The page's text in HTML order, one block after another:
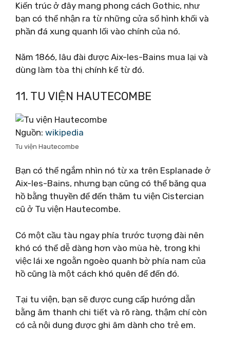
Kiến trúc ở đây mang phong cách Gothic, như
bạn có thể nhận ra từ những cửa sổ hình khối và
phần đá xung quanh lối vào chính của nó.
Năm 1866, lâu đài được Aix-les-Bains mua lại và
dùng làm tòa thị chính kể từ đó.
11. TU VIỆN HAUTECOMBE
Nguồn: wikipedia
Tu viện Hautecombe
Bạn có thể ngắm nhìn nó từ xa trên Esplanade ở
Aix-les-Bains, nhưng bạn cũng có thể băng qua
hồ bằng thuyền để đến thăm tu viện Cistercian
cũ ở Tu viện Hautecombe.
Có một cầu tàu ngay phía trước tượng đài nên
khó có thể dễ dàng hơn vào mùa hè, trong khi
việc lái xe ngoằn ngoèo quanh bờ phía nam của
hồ cũng là một cách khó quên để đến đó.
Tại tu viện, bạn sẽ được cung cấp hướng dẫn
bằng âm thanh chi tiết và rõ ràng, thậm chí còn
có cả nội dung được ghi âm dành cho trẻ em.